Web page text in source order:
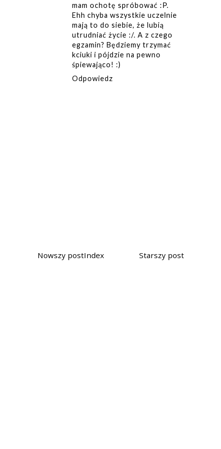
mam ochotę spróbować :P.
Ehh chyba wszystkie uczelnie
mają to do siebie, że lubią
utrudniać życie :/. A z czego
egzamin? Będziemy trzymać
kciuki i pójdzie na pewno
śpiewająco! :)
Odpowiedz
Nowszy post Starszy post
Index